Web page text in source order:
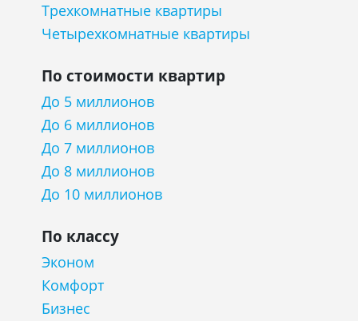
Трехкомнатные квартиры
Четырехкомнатные квартиры
По стоимости квартир
До 5 миллионов
До 6 миллионов
До 7 миллионов
До 8 миллионов
До 10 миллионов
По классу
Эконом
Комфорт
Бизнес